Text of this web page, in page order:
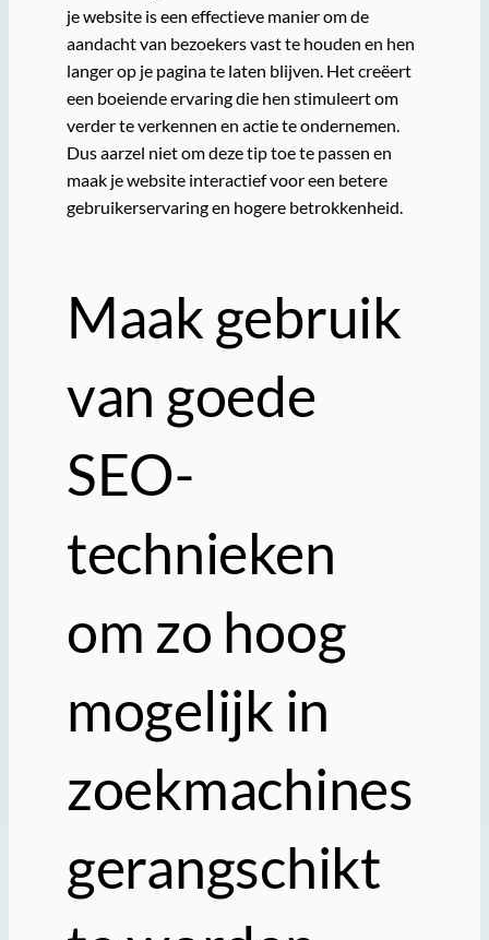
je website is een effectieve manier om de
aandacht van bezoekers vast te houden en hen
langer op je pagina te laten blijven. Het creëert
een boeiende ervaring die hen stimuleert om
verder te verkennen en actie te ondernemen.
Dus aarzel niet om deze tip toe te passen en
maak je website interactief voor een betere
gebruikerservaring en hogere betrokkenheid.
Maak gebruik
van goede
SEO-
technieken
om zo hoog
mogelijk in
zoekmachines
gerangschikt